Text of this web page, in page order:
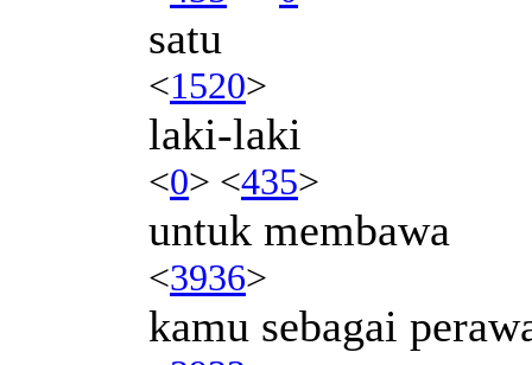
satu
<1520>
laki-laki
<0> <435>
untuk membawa
<3936>
kamu sebagai